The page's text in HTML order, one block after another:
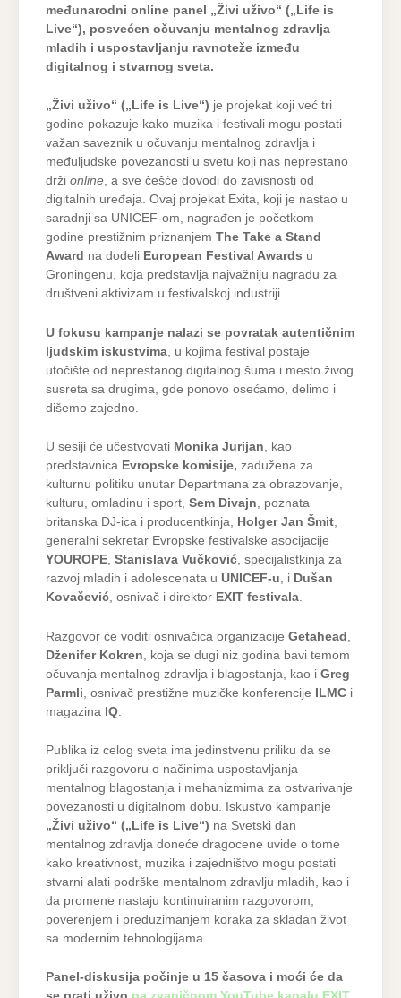
međunarodni online panel „Živi uživo“ („Life is
Live“), posvećen očuvanju mentalnog zdravlja
mladih i uspostavljanju ravnoteže između
digitalnog i stvarnog sveta.
„Živi uživo“ („Life is Live“) je projekat koji već tri
godine pokazuje kako muzika i festivali mogu postati
važan saveznik u očuvanju mentalnog zdravlja i
međuljudske povezanosti u svetu koji nas neprestano
drži online, a sve češće dovodi do zavisnosti od
digitalnih uređaja. Ovaj projekat Exita, koji je nastao u
saradnji sa UNICEF-om, nagrađen je početkom
godine prestižnim priznanjem The Take a Stand
Award na dodeli European Festival Awards u
Groningenu, koja predstavlja najvažniju nagradu za
društveni aktivizam u festivalskoj industriji.
U fokusu kampanje nalazi se povratak autentičnim
ljudskim iskustvima , u kojima festival postaje
utočište od neprestanog digitalnog šuma i mesto živog
susreta sa drugima, gde ponovo osećamo, delimo i
dišemo zajedno.
U sesiji će učestvovati Monika Jurijan, kao
predstavnica Evropske komisije, zadužena za
kulturnu politiku unutar Departmana za obrazovanje,
kulturu, omladinu i sport, Sem Divajn, poznata
britanska DJ-ica i producentkinja, Holger Jan Šmit,
generalni sekretar Evropske festivalske asocijacije
YOUROPE, Stanislava Vučković, specijalistkinja za
razvoj mladih i adolescenata u UNICEF-u, i Dušan
Kovačević, osnivač i direktor EXIT festivala.
Razgovor će voditi osnivačica organizacije Getahead
Dženifer Kokren , koja se dugi niz godina bavi temom
očuvanja mentalnog zdravlja i blagostanja, kao i Greg
Parmli , osnivač prestižne muzičke konferencije ILMC i
magazina IQ
Publika iz celog sveta ima jedinstvenu priliku da se
priključi razgovoru o načinima uspostavljanja
mentalnog blagostanja i mehanizmima za ostvarivanje
povezanosti u digitalnom dobu. Iskustvo kampanje
„Živi uživo“ („Life is Live“) na Svetski dan
mentalnog zdravlja doneće dragocene uvide o tome
kako kreativnost, muzika i zajedništvo mogu postati
stvarni alati podrške mentalnom zdravlju mladih, kao i
da promene nastaju kontinuiranim razgovorom,
poverenjem i preduzimanjem koraka za skladan život
sa modernim tehnologijama.
Panel-diskusija počinje u 15 časova i moći će da